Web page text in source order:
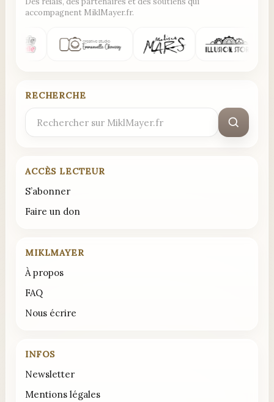
accompagnent MiklMayer.fr.
RECHERCHE
Rechercher
ACCÈS LECTEUR
S’abonner
Faire un don
MIKLMAYER
À propos
FAQ
Nous écrire
INFOS
Newsletter
Mentions légales